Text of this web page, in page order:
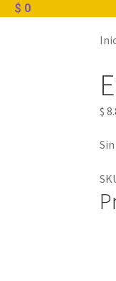
$ 0
$